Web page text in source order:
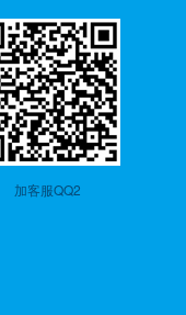
加客服QQ2